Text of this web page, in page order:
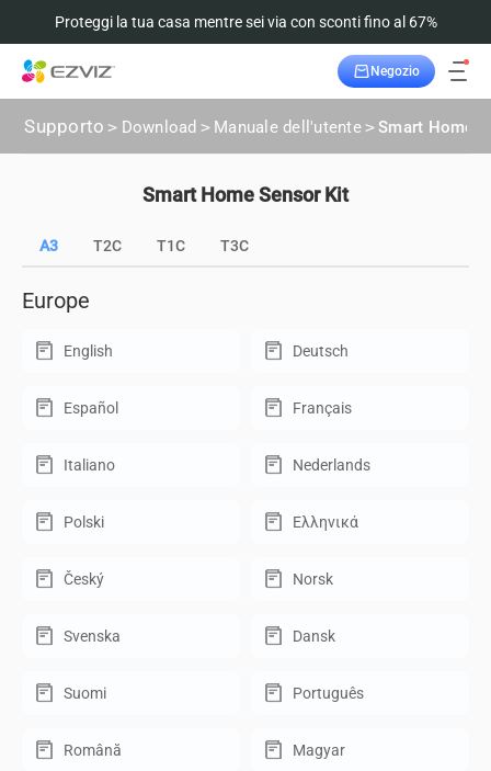
Proteggi la tua casa mentre sei via con sconti fino al 67%
Negozio
Supporto > Download > Manuale dell'utente> Smart Home
Smart Home Sensor Kit
A3 T2C T1C T3C
Europe
English Deutsch
Español Français
Italiano Nederlands
Polski Ελληνικά
Český Norsk
Svenska Dansk
Suomi Português
Română Magyar